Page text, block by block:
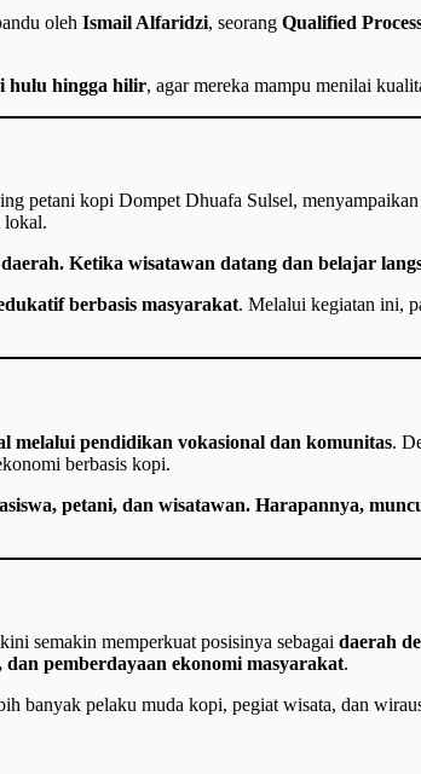
oleh Ismail Alfaridzi, seorang Qualified
hulu hingga hilir, agar mereka mampu menilai
petani kopi Dompet Dhuafa Sulsel,
lokal.
Ketika wisatawan datang dan belajar
berbasis masyarakat. Melalui kegiatan ini,
melalui pendidikan vokasional dan komunitas.
berbasis kopi.
petani, dan wisatawan. Harapannya,
semakin memperkuat posisinya sebagai daerah
pemberdayaan ekonomi masyarakat.
banyak pelaku muda kopi, pegiat wisata, dan